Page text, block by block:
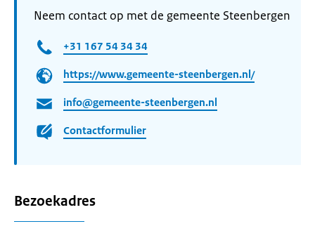
Neem contact op met de gemeente Steenbergen
+31 167 54 34 34
https://www.gemeente-steenbergen.nl/
info@gemeente-steenbergen.nl
Contactformulier
Bezoekadres